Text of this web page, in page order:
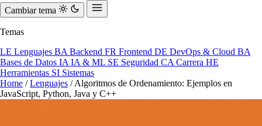
Cambiar tema
Temas
LE Lenguajes BA Backend FR Frontend DE DevOps & Cloud BA
Bases de Datos IA IA & ML SE Seguridad CA Carrera HE
Herramientas SI Sistemas
Home / Lenguajes / Algoritmos de Ordenamiento: Ejemplos en
JavaScript, Python, Java y C++